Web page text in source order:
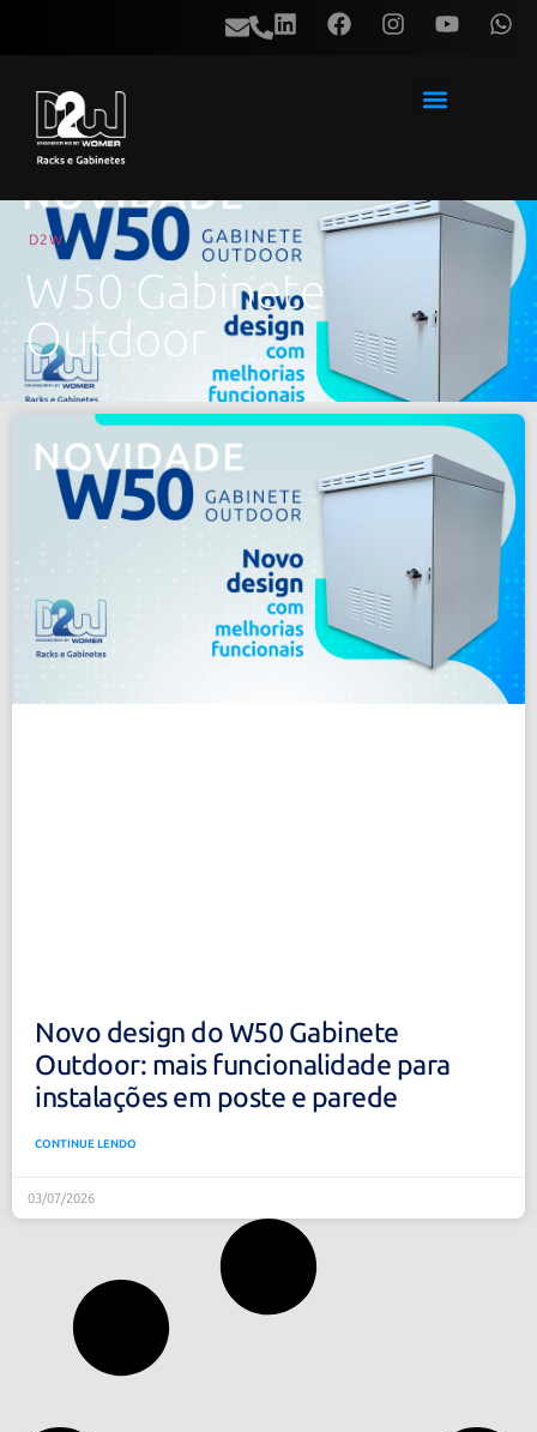
W50 Gabinete
Outdoor
D2W»
Novo design do W50 Gabinete
Outdoor: mais funcionalidade para
instalações em poste e parede
CONTINUE LENDO
03/07/2026